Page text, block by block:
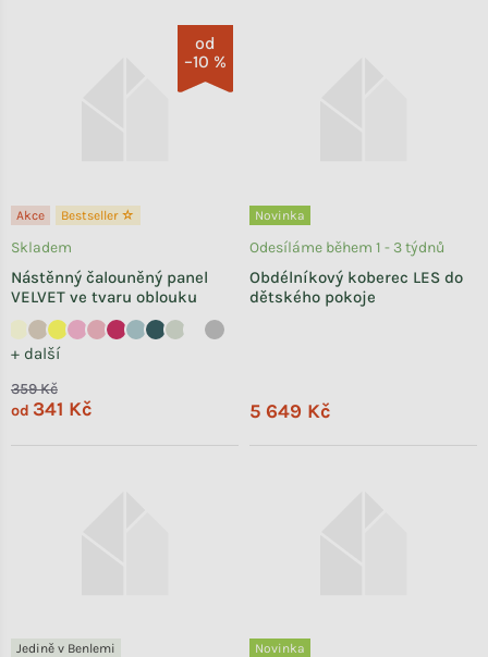
od
–10 %
Akce Bestseller ☆
Nástěnný čalouněný panel
VELVET ve tvaru oblouku
+ další
Skladem
359 Kč
od 341 Kč
Novinka
Obdélníkový koberec LES do
dětského pokoje
Odesíláme během 1 - 3 týdnů
5 649 Kč
Jedině v Benlemi Novinka